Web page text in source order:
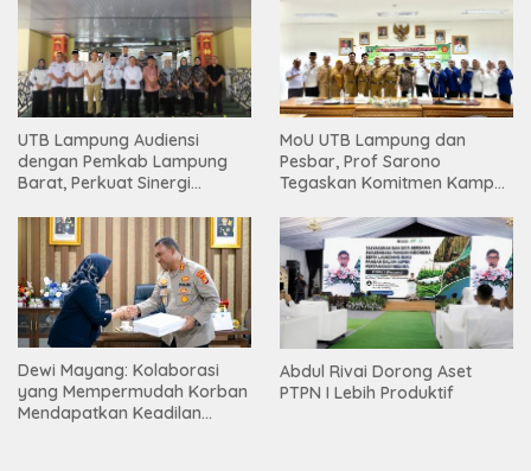
UTB Lampung Audiensi
dengan Pemkab Lampung
Barat, Perkuat Sinergi
Tinggi
MoU UTB Lampung dan
Pesbar, Prof Sarono
Tegaskan Komitmen Kampus
Masyarakat
Dewi Mayang: Kolaborasi
yang Mempermudah Korban
Mendapatkan Keadilan
Abdul Rivai Dorong Aset
PTPN I Lebih Produktif